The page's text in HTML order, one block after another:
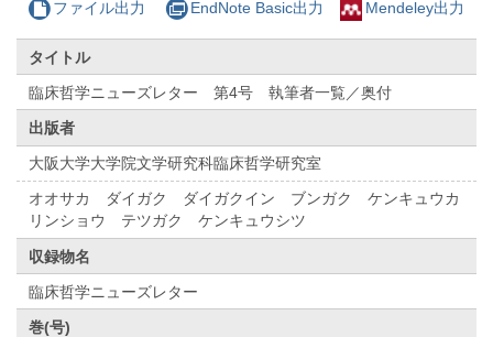
ファイル出力 EndNote Basic出力 Mendeley出力
タイトル
臨床哲学ニューズレター 第4号 執筆者一覧／奥付
出版者
大阪大学大学院文学研究科臨床哲学研究室
オオサカ ダイガク ダイガクイン ブンガク ケンキュウカ
リンショウ テツガク ケンキュウシツ
収録物名
臨床哲学ニューズレター
巻(号)